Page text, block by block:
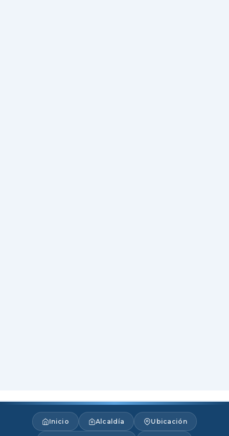
Inicio Alcaldía Ubicación